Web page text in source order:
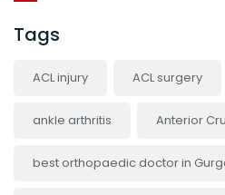
Tags
ACL injury ACL surgery
ankle arthritis Anterior
best orthopaedic doctor in